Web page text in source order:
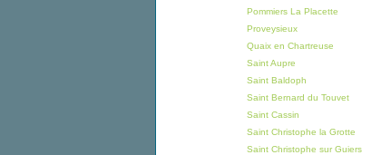
Pommiers La Placette
Proveysieux
Quaix en Chartreuse
Saint Aupre
Saint Baldoph
Saint Bernard du Touvet
Saint Cassin
Saint Christophe la Grotte
Saint Christophe sur Guiers